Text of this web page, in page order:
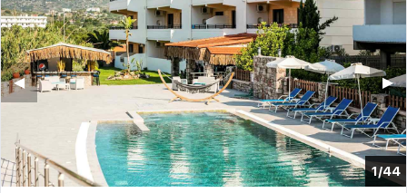
1/44
▶︎
◀︎